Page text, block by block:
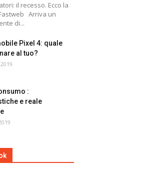
il recesso. Ecco la
Arriva un
di...
Pixel 4: quale
al tuo?
:
e reale